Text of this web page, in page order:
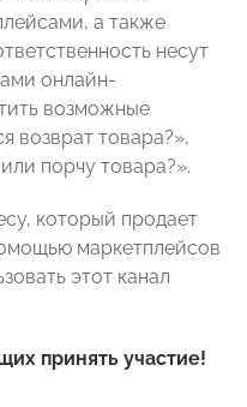
а также
несут
онлайн-
возможные
возврат товара?»,
порчу товара?».
который продает
маркетплейсов
этот канал
принять участие!